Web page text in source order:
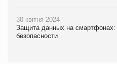
30 квітня 2024
Защита данных на
безопасности